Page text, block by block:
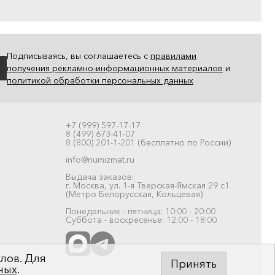
Подписываясь, вы соглашаетесь с правилами
получения рекламно-информационных материалов и
политикой обработки персональных данных
+7 (999) 597-17-17
8 (499) 673-41-07
8 (800) 201-1-201 (бесплатно по России)
info@numizmat.ru
Выдача заказов:
г. Москва, ул. 1-я Тверская-Ямская 29 с1
(Метро Белорусская, Кольцевая)
Понедельник - пятница: 10:00 - 20:00
Суббота - воскресенье: 12:00 - 18:00
Для
. Принять